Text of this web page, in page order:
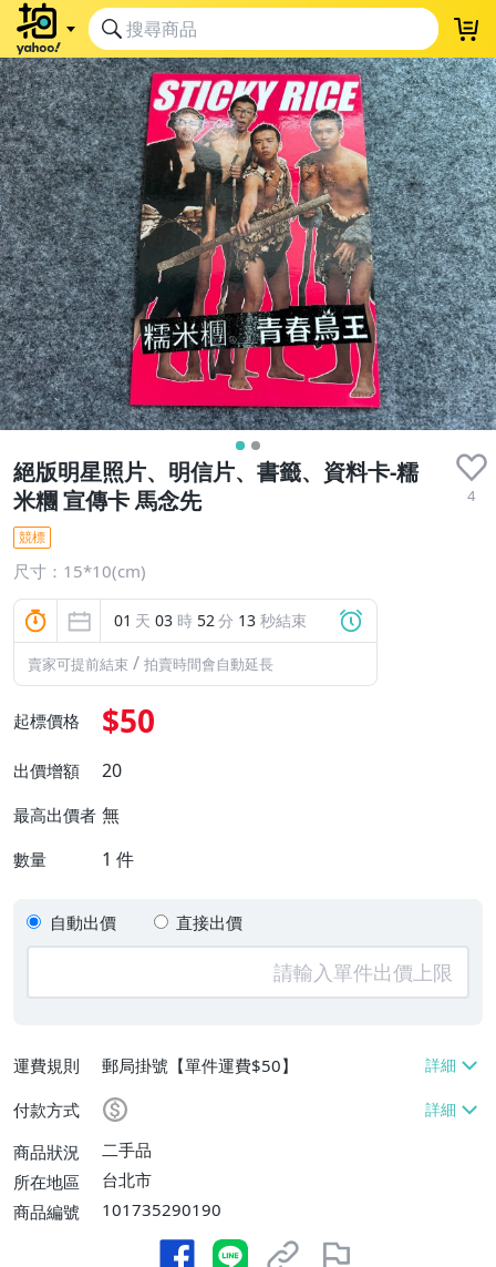
絕版明星照片、明信片、書籤、資料卡-糯
米糰 宣傳卡 馬念先
4
競標
尺寸：15*10(cm)
01 天 03 時 52分 13 秒結束
賣家可提前結束 / 拍賣時間會自動延長
起標價格 $50
出價增額 20
最高出價者 無
數量 1 件
自動出價 直接出價
運費規則
郵局掛號【單件運費$50】
付款方式
商品狀況
二手品
所在地區
台北市
商品編號
101735290190